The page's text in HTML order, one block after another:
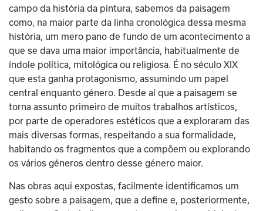
campo da história da pintura, sabemos da paisagem
como, na maior parte da linha cronológica dessa mesma
história, um mero pano de fundo de um acontecimento a
que se dava uma maior importância, habitualmente de
índole política, mitológica ou religiosa. É no século XIX
que esta ganha protagonismo, assumindo um papel
central enquanto género. Desde aí que a paisagem se
torna assunto primeiro de muitos trabalhos artísticos,
por parte de operadores estéticos que a exploraram das
mais diversas formas, respeitando a sua formalidade,
habitando os fragmentos que a compõem ou explorando
os vários géneros dentro desse género maior.
Nas obras aqui expostas, facilmente identificamos um
gesto sobre a paisagem, que a define e, posteriormente,